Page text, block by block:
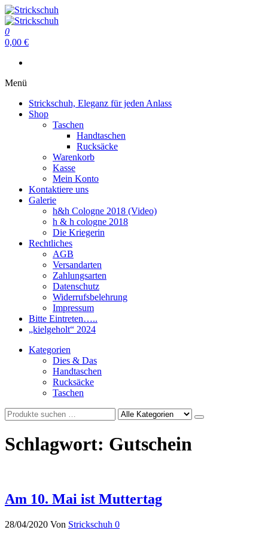
Zum
Inhalt
springen
Strickschuh
Strickschuh
0
0,00 €
Menü
Strickschuh, Eleganz für jeden Anlass
Shop
Taschen
Handtaschen
Rucksäcke
Warenkorb
Kasse
Mein Konto
Kontaktiere uns
Galerie
h&h Cologne 2018 (Video)
h & h cologne 2018
Die Kriegerin
Rechtliches
AGB
Versandarten
Zahlungsarten
Datenschutz
Widerrufsbelehrung
Impressum
Bitte Eintreten…..
„kielgeholt“ 2024
Kategorien
Dies & Das
Handtaschen
Rucksäcke
Taschen
Schlagwort: Gutschein
Am 10. Mai ist Muttertag
28/04/2020 Von Strickschuh 0